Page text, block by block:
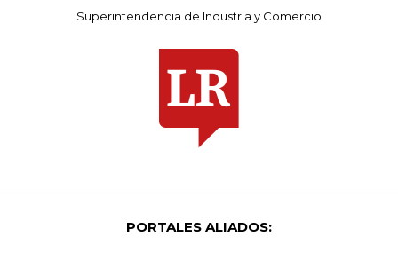
Superintendencia de Industria y Comercio
PORTALES ALIADOS: